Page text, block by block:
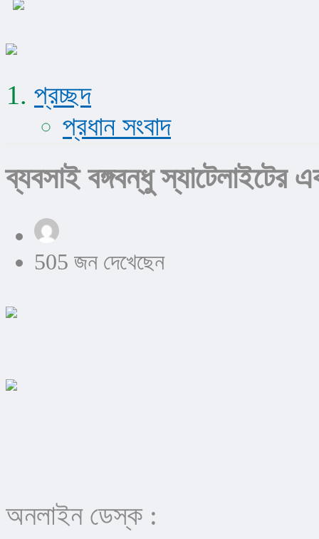
প্রচ্ছদ
প্রধান সংবাদ
ব্যবসাই বঙ্গবন্ধু
505 জন দেখেছেন
অনলাইন ডেস্ক :